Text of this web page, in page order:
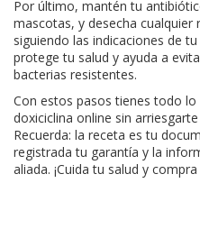
Por último, mantén tu
mascotas, y desecha cualquier
siguiendo las indicaciones de
protege tu salud y ayuda a
bacterias resistentes.
Con estos pasos tienes todo
doxiciclina online sin
Recuerda: la receta es tu
registrada tu garantía y la
aliada. ¡Cuida tu salud y